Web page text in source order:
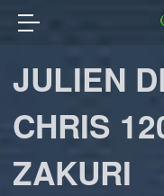
JULIEN
CHRIS
ZAKURI